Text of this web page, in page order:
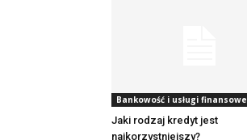
Bankowość i usługi finansowe
Jaki rodzaj kredyt jest
najkorzystniejszy?